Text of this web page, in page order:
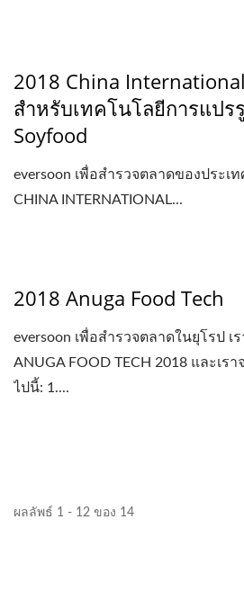
2018 China
สำหรับเทคโนโลยีการแป
Soyfood
eversoon เพื่อสำรวจตลาดของประเ
CHINA INTERNATIONAL...
2018 Anuga Food Tech
eversoon เพื่อสำรวจตลาดในยุโรป เ
ANUGA FOOD TECH 2018 และเ
ไปนี้: 1....
ผลลัพธ์ 1 - 12 ของ 14